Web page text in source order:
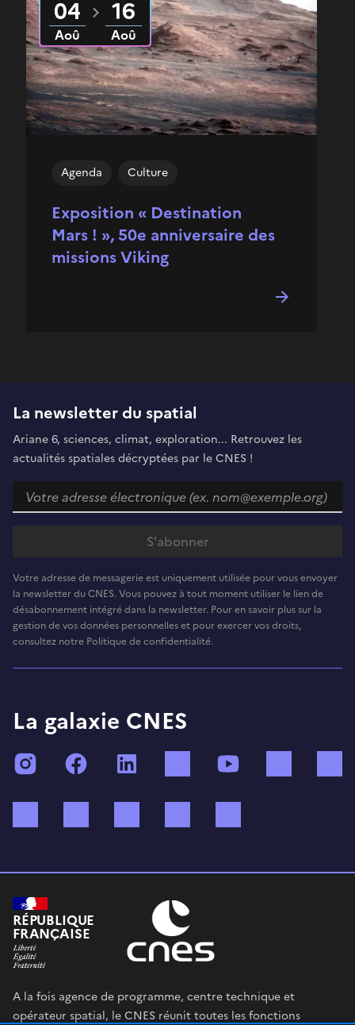
Exposition « Destination
Mars ! », 50e anniversaire des
missions Viking
Agenda Culture
04
Aoû
16
Aoû
La newsletter du spatial
Ariane 6, sciences, climat, exploration... Retrouvez les
actualités spatiales décryptées par le CNES !
Votre adresse de messagerie est uniquement utilisée pour vous envoyer
la newsletter du CNES. Vous pouvez à tout moment utiliser le lien de
désabonnement intégré dans la newsletter. Pour en savoir plus sur la
gestion de vos données personnelles et pour exercer vos droits,
consultez notre Politique de confidentialité.
La galaxie CNES
InstagramFacebook TikTok
RÉPUBLIQUE
FRANÇAISE
A la fois agence de programme, centre technique et
opérateur spatial, le CNES réunit toutes les fonctions